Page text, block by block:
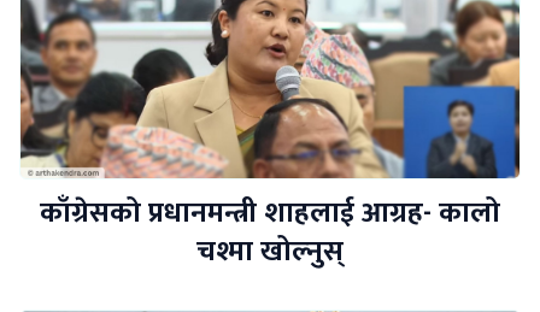
काँग्रेसको प्रधानमन्त्री शाहलाई आग्रह- कालो
चश्मा खोल्नुस्